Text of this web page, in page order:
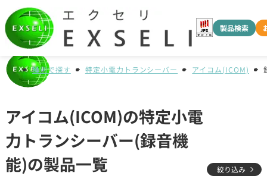
製品検索
種別で探す 特定小電力トランシーバー アイコム(ICOM)
アイコム(ICOM)の特定小電
力トランシーバー(録音機
能)の製品一覧
絞り込み